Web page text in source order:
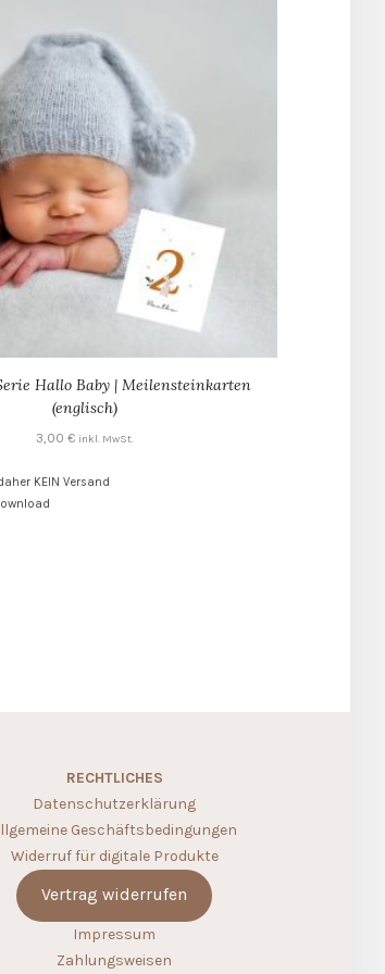
Hallo Baby | Meilensteinkarten
(englisch)
3,00€ inkl. MwSt.
KEIN Versand
RECHTLICHES
Datenschutzerklärung
Geschäftsbedingungen
Widerruf für digitale Produkte
Vertrag widerrufen
Impressum
Zahlungsweisen